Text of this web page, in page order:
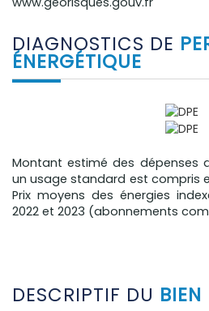
DIAGNOSTICS DE
ÉNERGÉTIQUE
Montant estimé des dépenses
un usage standard est compris
Prix moyens des énergies
2022 et 2023 (abonnements
DESCRIPTIF DU BIEN